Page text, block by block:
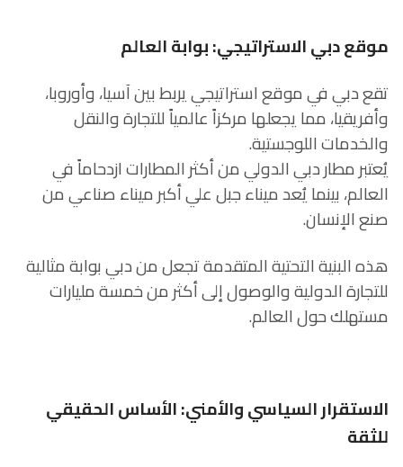
موقع دبي الاستراتيجي: بوابة العالم
تقع دبي في موقع استراتيجي يربط بين آسيا، وأوروبا،
وأفريقيا، مما يجعلها مركزاً عالمياً للتجارة والنقل
والخدمات اللوجستية.
يُعتبر مطار دبي الدولي من أكثر المطارات ازدحاماً في
العالم، بينما يُعد ميناء جبل علي أكبر ميناء صناعي من
صنع الإنسان.
هذه البنية التحتية المتقدمة تجعل من دبي بوابة مثالية
للتجارة الدولية والوصول إلى أكثر من خمسة مليارات
مستهلك حول العالم.
الاستقرار السياسي والأمني: الأساس الحقيقي
للثقة